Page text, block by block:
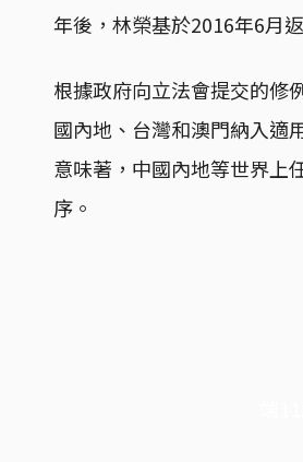
年後，林榮基於2016年6月
根據政府向立法會提交的修
國內地、台灣和澳門納入適
意味著，中國內地等世界上
序。